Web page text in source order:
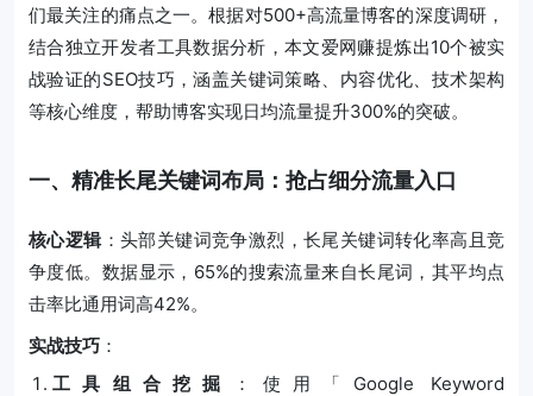
们最关注的痛点之一。根据对500+高流量博客的深度调研，
结合独立开发者工具数据分析，本文爱网赚提炼出10个被实
战验证的SEO技巧，涵盖关键词策略、内容优化、技术架构
等核心维度，帮助博客实现日均流量提升300%的突破。
一、精准长尾关键词布局：抢占细分流量入口
核心逻辑：头部关键词竞争激烈，长尾关键词转化率高且竞
争度低。数据显示，65%的搜索流量来自长尾词，其平均点
击率比通用词高42%。
实战技巧 ：
工具组合挖掘
：使用「Google Keyword